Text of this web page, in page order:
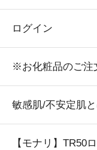
ログイン
※お化粧品のご
敏感肌/不安定肌と
【モナリ】TR50